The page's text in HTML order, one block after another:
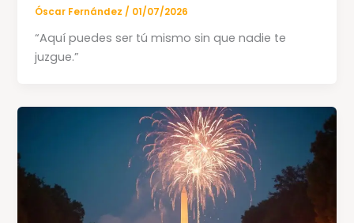
Óscar Fernández/ 01/07/2026
“Aquí puedes ser tú mismo sin que nadie te
juzgue.”